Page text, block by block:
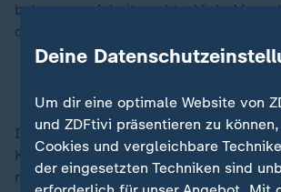
bekommen Arbeitsrechte. Viele
dafür bis heute.
In seine Amtszeit fällt aber auch der
Korruptionsskandal rund um den
mit Bauprojekten, Geldwäsche und
Deine
Um dir eine optimale Website von
und ZDFtivi präsentieren zu
Cookies und vergleichbare
der eingesetzten Techniken sind